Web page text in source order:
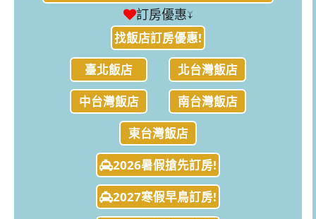
訂房優惠↓
找飯店訂房優惠!
臺北飯店
北台灣飯店
中台灣飯店
南台灣飯店
東台灣飯店
2026暑假搶先訂房!
2027寒假早鳥訂房!